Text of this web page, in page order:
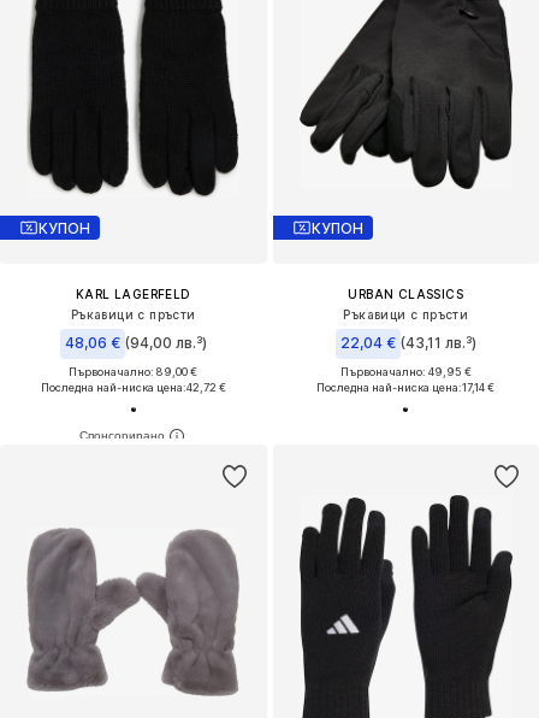
КУПОН
KARL LAGERFELD
Ръкавици с пръсти
48,06 € (94,00 лв.³)
Първоначално: 89,00 €
Последна най-ниска цена:42,72 €
КУПОН
URBAN CLASSICS
Ръкавици с пръсти
22,04 € (43,11 лв.³)
Първоначално: 49,95 €
Последна най-ниска цена:17,14 €